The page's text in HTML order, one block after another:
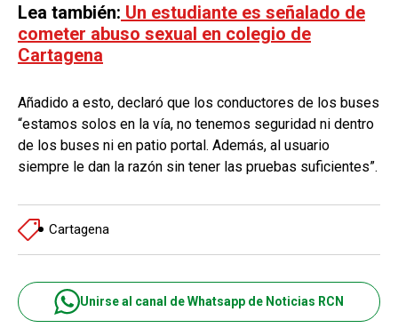
Lea también: Un estudiante es señalado de
cometer abuso sexual en colegio de
Cartagena
Añadido a esto, declaró que los conductores de los buses
“estamos solos en la vía, no tenemos seguridad ni dentro
de los buses ni en patio portal. Además, al usuario
siempre le dan la razón sin tener las pruebas suficientes”.
Cartagena
Unirse al canal de Whatsapp de Noticias RCN